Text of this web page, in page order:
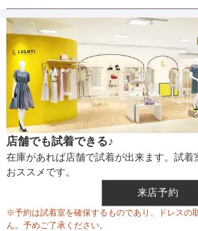
肩幅
そでの長さ
アームホール
バスト
ヒップ
元のカシュクール風デザインが上品な印
ロやショールが不要なのも嬉しいポイン
いので安心感があります。結婚式や二次
にぴったりなデザインです。成人式・謝
すめです♪
丈 ひざ上 ひざ下
生地の厚さ 薄い
裏地 あり
ウエスト調整 ゴム調整
店舗でも試着できる♪
在庫があれば店舗で試着が出来ます。試
おススメです。
来店予約
※予約は試着室を確保するものであり、ドレスの
ん。予めご了承ください。